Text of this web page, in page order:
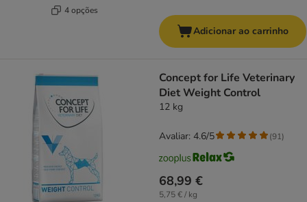
4 opções
Adicionar ao carrinho
Concept for Life Veterinary
Diet Weight Control
12 kg
68,99 €
5,75 € / kg
Avaliar: 4.6/5 (91)